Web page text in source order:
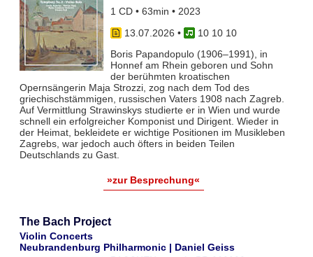
1 CD • 63min • 2023
13.07.2026 •
10 10 10
Boris Papandopulo (1906–1991), in
Honnef am Rhein geboren und Sohn
der berühmten kroatischen
Opernsängerin Maja Strozzi, zog nach dem Tod des
griechischstämmigen, russischen Vaters 1908 nach Zagreb.
Auf Vermittlung Strawinskys studierte er in Wien und wurde
schnell ein erfolgreicher Komponist und Dirigent. Wieder in
der Heimat, bekleidete er wichtige Positionen im Musikleben
Zagrebs, war jedoch auch öfters in beiden Teilen
Deutschlands zu Gast.
»zur Besprechung«
The Bach Project
Violin Concerts
Neubrandenburg Philharmonic | Daniel Geiss